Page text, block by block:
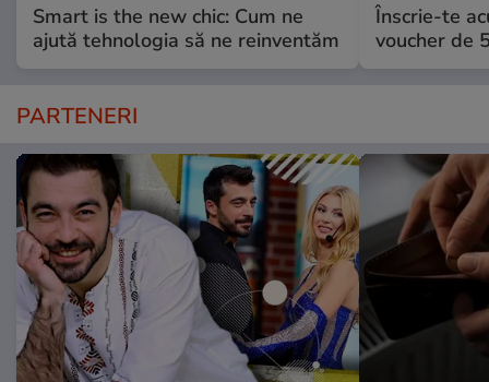
Smart is the new chic: Cum ne
ajută tehnologia să ne reinventăm
Înscrie-te
voucher de
PARTENERI